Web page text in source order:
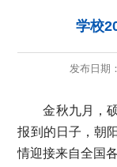
学校
发布日期
金秋九月，
报到的日子，朝
情迎接来自全国